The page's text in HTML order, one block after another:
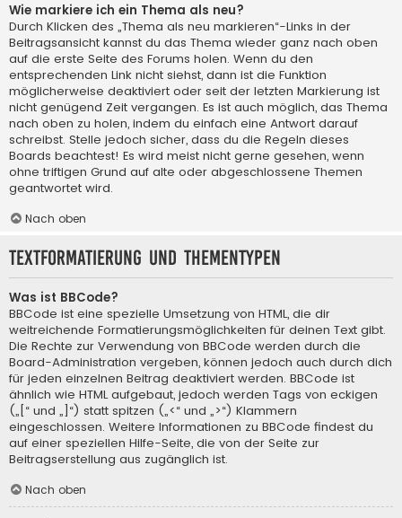
Wie markiere ich ein Thema als neu?
Durch Klicken des „Thema als neu markieren“-Links in der
Beitragsansicht kannst du das Thema wieder ganz nach oben
auf die erste Seite des Forums holen. Wenn du den
entsprechenden Link nicht siehst, dann ist die Funktion
möglicherweise deaktiviert oder seit der letzten Markierung ist
nicht genügend Zeit vergangen. Es ist auch möglich, das Thema
nach oben zu holen, indem du einfach eine Antwort darauf
schreibst. Stelle jedoch sicher, dass du die Regeln dieses
Boards beachtest! Es wird meist nicht gerne gesehen, wenn
ohne triftigen Grund auf alte oder abgeschlossene Themen
geantwortet wird.
Nach oben
Textformatierung und Thementypen
Was ist BBCode?
BBCode ist eine spezielle Umsetzung von HTML, die dir
weitreichende Formatierungsmöglichkeiten für deinen Text gibt.
Die Rechte zur Verwendung von BBCode werden durch die
Board-Administration vergeben, können jedoch auch durch dich
für jeden einzelnen Beitrag deaktiviert werden. BBCode ist
ähnlich wie HTML aufgebaut, jedoch werden Tags von eckigen
(„[“ und „]“) statt spitzen („<“ und „>“) Klammern
eingeschlossen. Weitere Informationen zu BBCode findest du
auf einer speziellen Hilfe-Seite, die von der Seite zur
Beitragserstellung aus zugänglich ist.
Nach oben